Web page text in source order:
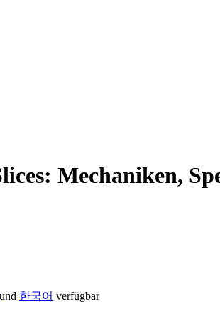
Mechaniken,
und 한국어 verfügbar